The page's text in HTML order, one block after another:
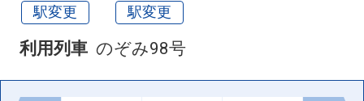
駅変更 駅変更
利用列車 のぞみ98号